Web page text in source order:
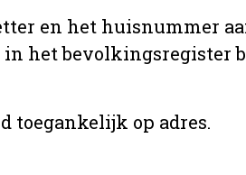
en het huisnummer
het bevolkingsregister
toegankelijk op adres.